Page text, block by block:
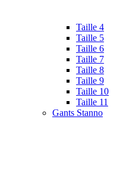
Taille 4
Taille 5
Taille 6
Taille 7
Taille 8
Taille 9
Taille 10
Taille 11
Gants Stanno